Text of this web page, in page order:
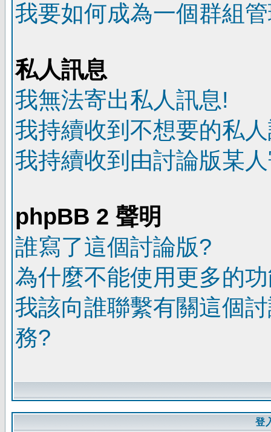
我要如何成為一個群組
私人訊息
我無法寄出私人訊息!
我持續收到不想要的私
我持續收到由討論版某
phpBB 2 聲明
誰寫了這個討論版?
為什麼不能使用更多的
我該向誰聯繫有關這個
務?
登